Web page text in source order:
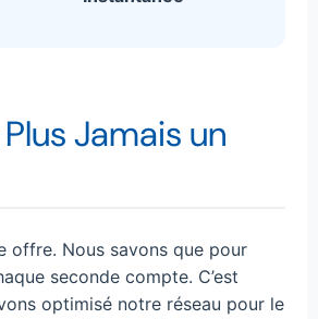
Jamais un
offre. Nous savons que pour
seconde compte. C’est
optimisé notre réseau pour le